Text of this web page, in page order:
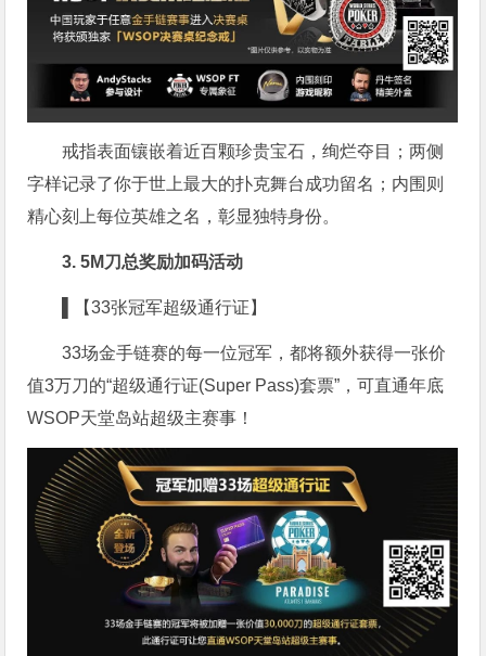
戒指表面镶嵌着近百颗珍贵宝石，绚烂夺目；两侧
字样记录了你于世上最大的扑克舞台成功留名；内围则
精心刻上每位英雄之名，彰显独特身份。
3. 5M刀总奖励加码活动
▌【33张冠军超级通行证】
33场金手链赛的每一位冠军，都将额外获得一张价
值3万刀的“超级通行证(Super Pass)套票”，可直通年底
WSOP天堂岛站超级主赛事！